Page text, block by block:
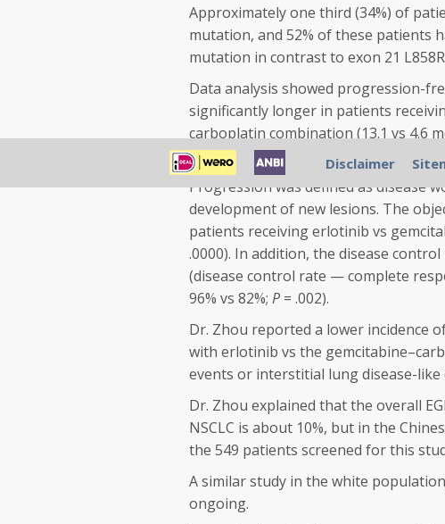
Approximately one third (34%) of
mutation, and 52% of these patients
mutation in contrast to exon 21
Data analysis showed progression-
significantly longer in patients
carboplatin combination (13.1 vs 4.6
confidence interval, 0.10 - 0.26;
<
Progression was defined as disease
development of new lesions. The
patients receiving erlotinib vs
.0000). In addition, the disease
(disease control rate — complete
96% vs 82%; P = .002).
Dr. Zhou reported a lower incidence
with erlotinib vs the
events or interstitial lung disease-
Dr. Zhou explained that the overall
NSCLC is about 10%, but in the
the 549 patients screened for this
A similar study in the white
ongoing.
Disclaimer